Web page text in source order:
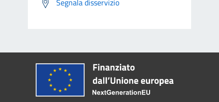
Segnala disservizio